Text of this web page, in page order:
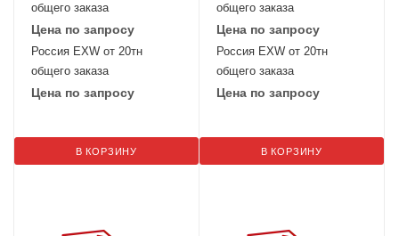
общего заказа
Цена по запросу
Россия EXW от 20тн
общего заказа
Цена по запросу
В КОРЗИНУ
общего заказа
Цена по запросу
Россия EXW от 20тн
общего заказа
Цена по запросу
В КОРЗИНУ